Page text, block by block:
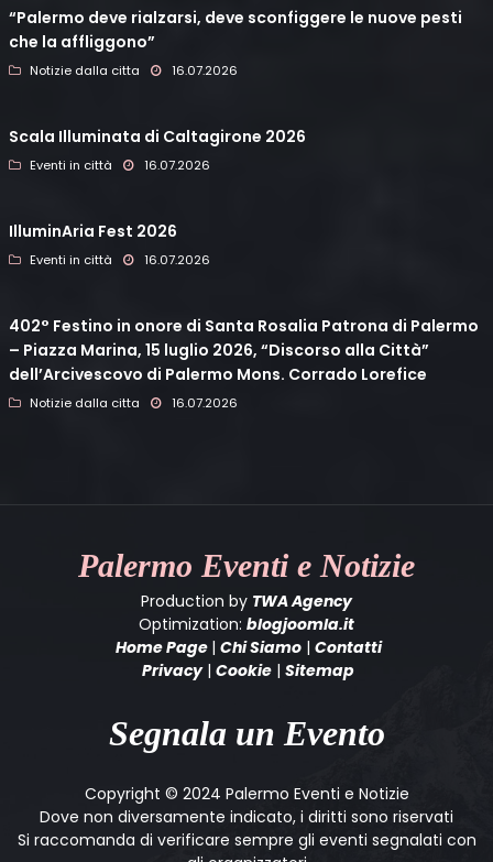
“Palermo deve rialzarsi, deve sconfiggere le nuove pesti
che la affliggono”
Notizie dalla citta 16.07.2026
Scala Illuminata di Caltagirone 2026
Eventi in città 16.07.2026
IlluminAria Fest 2026
Eventi in città 16.07.2026
402° Festino in onore di Santa Rosalia Patrona di Palermo
– Piazza Marina, 15 luglio 2026, “Discorso alla Città”
dell’Arcivescovo di Palermo Mons. Corrado Lorefice
Notizie dalla citta 16.07.2026
Palermo Eventi e Notizie
Production by TWA Agency
Optimization: blogjoomla.it
Home Page | Chi Siamo| Contatti
Privacy| Cookie | Sitemap
Segnala un Evento
Copyright © 2024 Palermo Eventi e Notizie
Dove non diversamente indicato, i diritti sono riservati
Si raccomanda di verificare sempre gli eventi segnalati con